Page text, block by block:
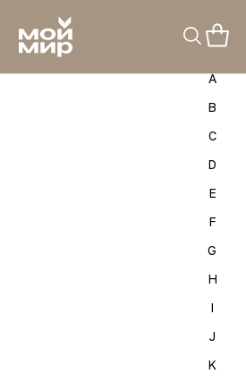
0-9
A
B
C
D
E
F
G
H
I
J
K